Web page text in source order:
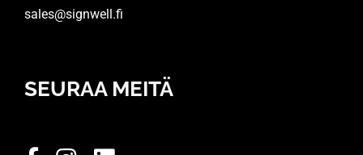
sales@signwell.fi
SEURAA MEITÄ